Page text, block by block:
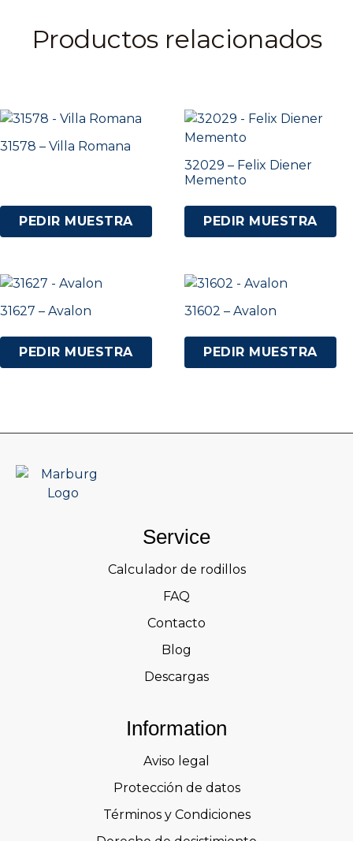
Productos relacionados
31578 – Villa Romana
PEDIR MUESTRA
32029 – Felix Diener
Memento
PEDIR MUESTRA
31627 – Avalon
PEDIR MUESTRA
31602 – Avalon
PEDIR MUESTRA
Service
Calculador de rodillos
FAQ
Contacto
Blog
Descargas
Information
Aviso legal
Protección de datos
Términos y Condiciones